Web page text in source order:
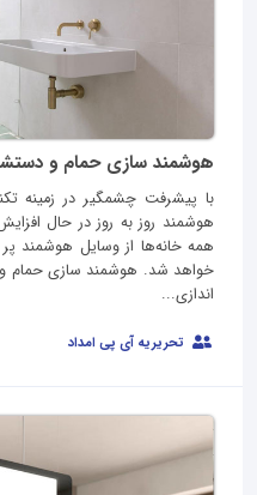
هوشمند سازی حمام و
با پیشرفت چشمگیر در زمینه
هوشمند روز به روز در حال
همه خانه‌ها از وسایل هوشمند
خواهد شد. هوشمند سازی حمام و
اندازی...
تحریریه آی پی امداد